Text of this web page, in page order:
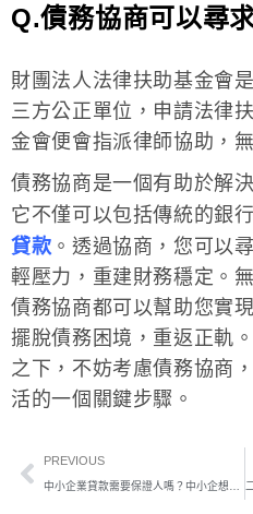
Q.債務協商可以尋
財團法人法律扶助基金會
三方公正單位，申請法律
金會便會指派律師協助，
債務協商是一個有助於解
它不僅可以包括傳統的銀
貸款 。透過協商，您可以
輕壓力，重建財務穩定。
債務協商都可以幫助您實
擺脫債務困境，重返正軌
之下，不妨考慮債務協商
活的一個關鍵步驟。
PREVIOUS